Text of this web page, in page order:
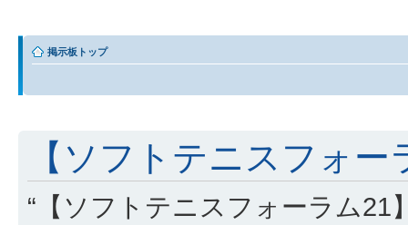
掲示板トップ
【ソフトテニスフォ
“【ソフトテニスフォーラム21